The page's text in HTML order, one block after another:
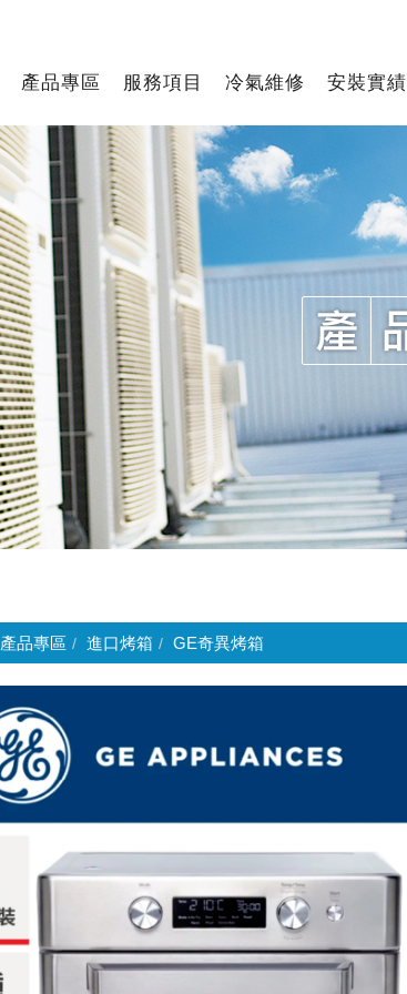
產品專區 服務項目 冷氣維修 安裝實績
產品專區 進口烤箱 GE奇異烤箱